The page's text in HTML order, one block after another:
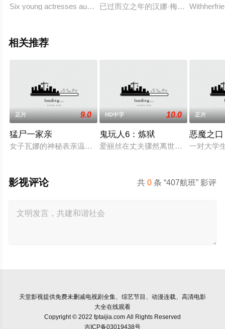
Six young actresses auditioning for a已过而立之年的汉娜·梅滕（米娜·唐
相关推荐
正片 9.0
猛尸一家亲
女子瓦娜的神秘表亲温思罗普突然仓皇登门，身后还跟着一个来
HD中字 10.0
鬼玩人6：炼狱
爱丽丝在丈夫骤然离世后深陷悲痛，
正片
恶魔之口
一对大学
共0 条 “407航班” 影评
影视评论
天堂影视提供免费未删减电视剧全集、综艺节目、动漫连载、高清电影
大全在线观看
Copyright © 2022 fptaijia.com All Rights Reserved
吉ICP备03019438号